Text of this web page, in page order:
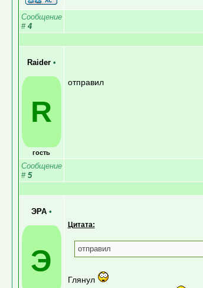
Сообщение
# 4
Raider •
R
гость
отправил
Сообщение
# 5
ЭРА •
Э
Цитата:
отправил
Глянул